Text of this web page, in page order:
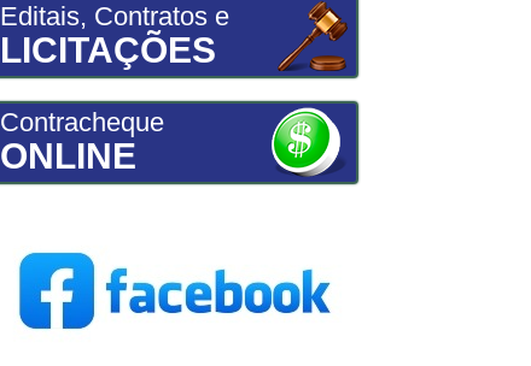
Editais, Contratos e
LICITAÇÕES
Contracheque
ONLINE